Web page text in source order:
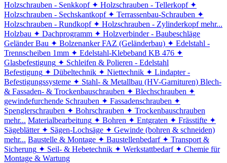
Holzschrauben - Senkkopf ✦ Holzschrauben - Tellerkopf ✦
Holzschrauben - Sechskantkopf ✦ Terrassenbau-Schrauben ✦
Holzschrauben - Rundkopf ✦ Holzschrauben - Zylinderkopf mehr...
Holzbau ✦ Dachprogramm ✦ Holzverbinder - Baubeschläge
Geländer Bau ✦ Bolzenanker FAZ (Geländerbau) ✦ Edelstahl -
Trennscheiben 1mm ✦ Edelstahl-Klebeband KB 476 ✦
Glasbefestigung ✦ Schleifen & Polieren - Edelstahl
Befestigung ✦ Dübeltechnik ✦ Niettechnik ✦ Lindapter -
Befestigungssysteme ✦ Stahl- & Metallbau (HV-Garnituren) Blech-
& Fassaden- & Trockenbauschrauben ✦ Blechschrauben ✦
gewindefurchende Schrauben ✦ Fassadenschrauben ✦
Spenglerschrauben ✦ Bohrschrauben ✦ Trockenbauschrauben
mehr... Materialbearbeitung ✦ Bohren ✦ Entgraten ✦ Frässtifte ✦
Sägeblätter ✦ Sägen-Lochsäge ✦ Gewinde (bohren & schneiden)
mehr... Baustelle & Montage ✦ Baustellenbedarf ✦ Transport &
Sicherung ✦ Seil- & Hebetechnik ✦ Werkstattbedarf ✦ Chemie für
Montage & Wartung